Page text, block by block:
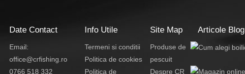
Date Contact
Email:
office@crfishing.ro
0766 518 332
Info Utile
Termeni si conditii
Politica de cookies
Politica de
Site Map
Produse de
pescuit
Despre CR
Articole Blog